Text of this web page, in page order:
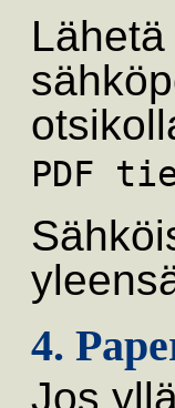
PDF
4.
Jos